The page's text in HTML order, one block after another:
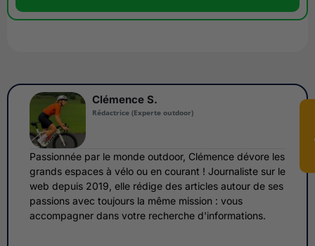
Clémence S.
Rédactrice (Experte outdoor)
Passionnée par le monde outdoor, Clémence dévore les
grands espaces à vélo ou en courant ! Journaliste sur le
web depuis 2019, elle rédige des articles autour de ses
passions avec toujours la même mission : vous
accompagner dans votre recherche d'informations.